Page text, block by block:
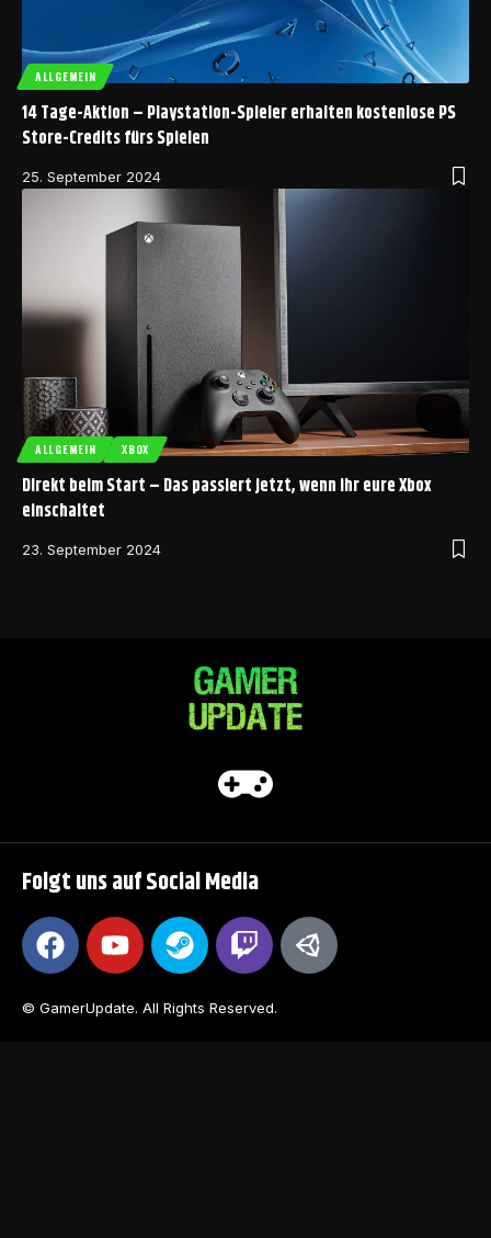
ALLGEMEIN
14 Tage-Aktion – Playstation-Spieler erhalten kostenlose PS
Store-Credits fürs Spielen
25. September 2024
ALLGEMEIN XBOX
Direkt beim Start – Das passiert jetzt, wenn ihr eure Xbox
einschaltet
23. September 2024
Folgt uns auf Social Media
© GamerUpdate. All Rights Reserved.